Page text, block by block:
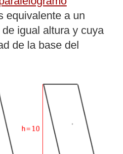
equivalente a un
igual altura y cuya
de la base del